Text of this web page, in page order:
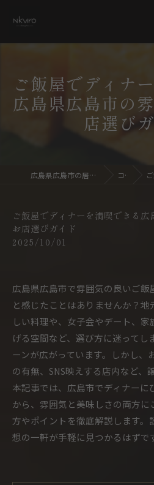
ご飯屋でディナ
広島県広島市の
店選び
広島県広島市の居酒屋ならdining bar NKURO コラム ご
ご飯屋でディナーを満喫できる
お店選びガイド
2025/10/01
広島県広島市で雰囲気の良いご飯
と感じたことはありませんか？
しい料理や、女子会やデート、
げる空間など、選び方に迷ってし
ーンが広がっています。しかし、
の有無、SNS映えする店内など、
本記事では、広島市でディナーに
から、雰囲気と美味しさの両方
方やポイントを徹底解説します。
想の一軒が手軽に見つかるはずで